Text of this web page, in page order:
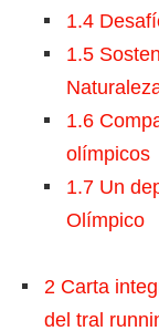
1.4
1.5
1.6
olímpicos
1.7 Un
Olímpico
2 Carta
del tral